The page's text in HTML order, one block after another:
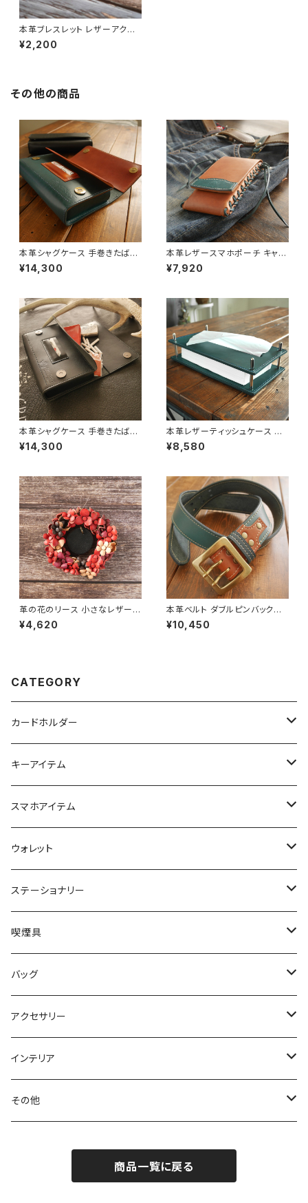
本革ブレスレット レザーアクセ
サリー [カラー選択可・受注生
産]
¥2,200
その他の商品
本革シャグケース 手巻きたばこ
ポーチ ピーコックブルー×キャメ
ルブラウン [受注生産]
¥14,300
本革レザースマホポーチ キャメ
ルブラウン×ピーコックブルー 名
入れ刻印対応 [受注生産]
¥7,920
本革シャグケース 手巻きたばこ
ポーチ ブラック [受注生産]
¥14,300
本革レザーティッシュケース テ
ィッシュカバー [カラー選択可]
[受注生産]
¥8,580
革の花のリース 小さなレザーリ
ース インテリア雑貨
¥4,620
本革ベルト ダブルピンバックル
ピーコックブルー×キャメルブラ
ウン [受注生産]
¥10,450
CATEGORY
カードホルダー
名刺入れ
キーアイテム
キーケース
キーリング
キーカバー
スマホアイテム
スマホポーチ
ウォレット
ロングウォレット
ミドルウォレット
ハーフウォレット
コインケース
ステーショナリー
システム手帳
ペンケース
喫煙具
シャグポーチ
携帯灰皿
バッグ
ウエストバッグ
アクセサリー
ヘアアクセサリー
ブレスレット
インテリア
リース
その他
商品一覧に戻る